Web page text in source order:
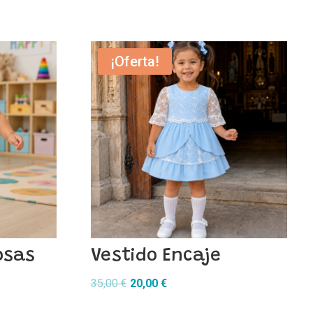
¡Oferta!
Vestido Encaje
35,00€ El
20,00 €El